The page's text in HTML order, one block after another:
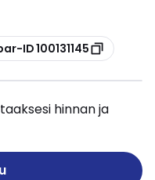
ID 100131145
hinnan ja